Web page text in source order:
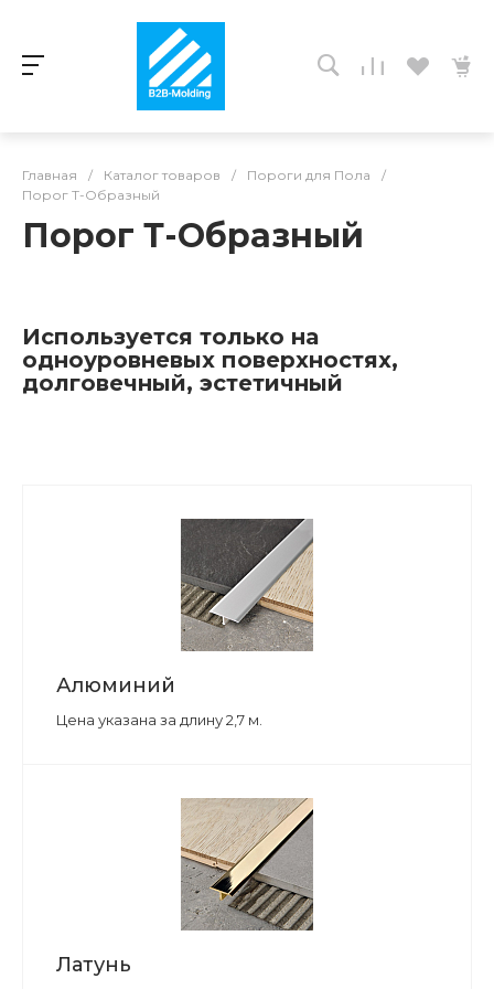
Главная / Каталог товаров / Пороги для Пола
/
Порог Т-Образный
Порог Т-Образный
Используется только на
одноуровневых поверхностях,
долговечный, эстетичный
Алюминий
Цена указана за длину 2,7 м.
Латунь